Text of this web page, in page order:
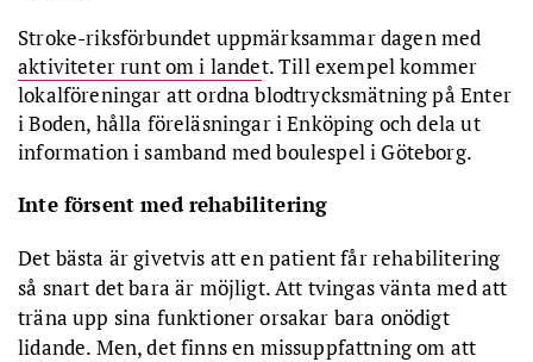
Stroke-riksförbundet uppmärksammar dagen med
aktiviteter runt om i landet. Till exempel kommer
lokalföreningar att ordna blodtrycksmätning på Enter
i Boden, hålla föreläsningar i Enköping och dela ut
information i samband med boulespel i Göteborg.
Inte försent med rehabilitering
Det bästa är givetvis att en patient får rehabilitering
så snart det bara är möjligt. Att tvingas vänta med att
träna upp sina funktioner orsakar bara onödigt
lidande. Men, det finns en missuppfattning om att